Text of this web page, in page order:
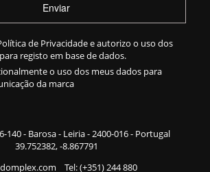
Enviar
de Privacidadee autorizo o uso dos
registo em base de dados.
o uso dos meus dados para
da marca
140- Barosa - Leiria - 2400-016 - Portugal
39.752382, -8.867791
Tel:(+351) 244 880